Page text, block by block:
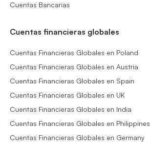
Cuentas Bancarias
Cuentas financieras globales
Cuentas Financieras Globales en Poland
Cuentas Financieras Globales en Austria
Cuentas Financieras Globales en Spain
Cuentas Financieras Globales en UK
Cuentas Financieras Globales en India
Cuentas Financieras Globales en Philippines
Cuentas Financieras Globales en Germany